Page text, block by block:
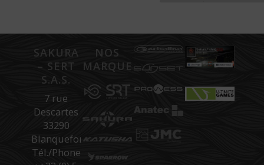
SAKURA
– SERT
S.A.S.
7 rue
Descartes
33290
Blanquefort
Tél./Phone
NOS
MARQUES